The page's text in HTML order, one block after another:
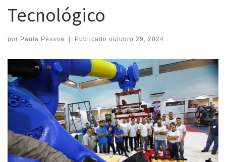
Tecnológico
por Paula Pessoa | Publicado outubro 29, 2024